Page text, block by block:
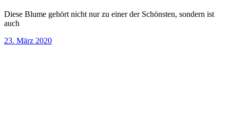
Diese Blume gehört nicht nur zu einer der Schönsten, sondern ist
auch
23. März 2020